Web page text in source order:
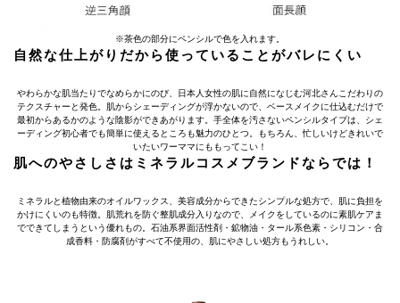
※茶色の部分にペンシルで色を入れます。
自然な仕上がりだから使っていることがバレにくい
やわらかな肌当たりでなめらかにのび、日本人女性の肌に自然になじむ河北さんこだわりの
テクスチャーと発色。肌からシェーディングが浮かないので、ベースメイクに仕込むだけで
最初からあるかのような陰影ができあがります。手全体を汚さないペンシルタイプは、シェ
ーディング初心者でも簡単に使えるところも魅力のひとつ。もちろん、忙しいけどきれいで
いたいワーママにももってこい！
肌へのやさしさはミネラルコスメブランドならでは！
ミネラルと植物由来のオイルワックス、美容成分からできたシンプルな処方で、肌に負担を
かけにくいのも特徴。肌荒れを防ぐ整肌成分入りなので、メイクをしているのに素肌ケアま
でできてしまうという優れもの。石油系界面活性剤・鉱物油・タール系色素・シリコン・合
成香料・防腐剤がすべて不使用の、肌にやさしい処方もうれしい。